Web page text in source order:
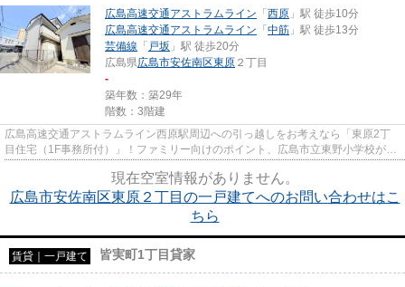
広島高速交通アストラムライン 「 西原 」駅 徒歩10分
広島高速交通アストラムライン 「 中筋 」駅 徒歩13分
芸備線 「 戸坂 」駅 徒歩20分
広島県広島市安佐南区東原 ２丁目
-
築年数：築29年
階数：3階建
広島高速交通アストラムライン西原駅周辺への引っ越しをお考えなら「東原2丁
目住宅（1F事務所付）」！ファミリー向けのポイント、広島市立東野小学校が徒
現在空室情報がありません。
広島市安佐南区東原２丁目の一戸建てへのお問い合わせはこ
ちら
賃貸｜一戸建て 皆実町1丁目貸家